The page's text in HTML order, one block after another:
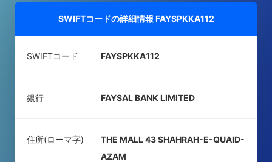
SWIFTコードの詳細情報 FAYSPKKA112
SWIFTコード FAYSPKKA112
銀行 FAYSAL BANK LIMITED
住所(ローマ字)
THE MALL 43 SHAHRAH-E-QUAID-
AZAM